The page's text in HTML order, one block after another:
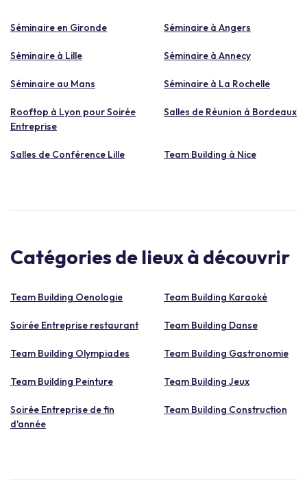
Séminaire en Gironde Séminaire à Angers
Séminaire à Lille Séminaire à Annecy
Séminaire au Mans Séminaire à La Rochelle
Rooftop à Lyon pour Soirée
Entreprise
Salles de Réunion à Bordeaux
Salles de Conférence Lille Team Building à Nice
Catégories de lieux à découvrir
Team Building Oenologie Team Building Karaoké
Soirée Entreprise restaurant Team Building Danse
Team Building Olympiades Team Building Gastronomie
Team Building Peinture Team Building Jeux
Soirée Entreprise de fin
d'année
Team Building Construction